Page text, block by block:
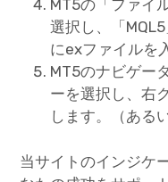
MT5の「ファイ
選択し、「
にexファイルを
MT5のナビゲー
ーを選択し、右
します。（ある
当サイトのインジケ